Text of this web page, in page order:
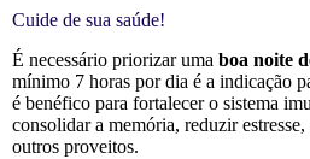
Cuide de sua saúde!
É necessário priorizar uma boa noite
mínimo 7 horas por dia é a indicação
é benéfico para fortalecer o sistema
consolidar a memória, reduzir
outros proveitos.